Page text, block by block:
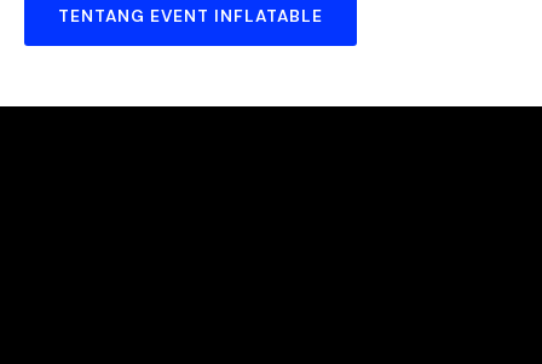
TENTANG EVENT INFLATABLE